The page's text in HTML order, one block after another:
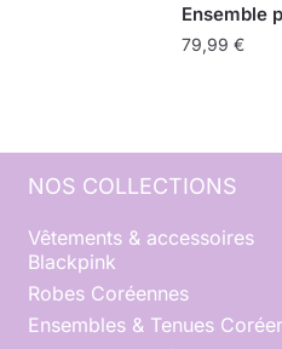
Ensemble
79,99 €
NOS COLLECTIONS
Vêtements & accessoires
Blackpink
Robes Coréennes
Ensembles & Tenues